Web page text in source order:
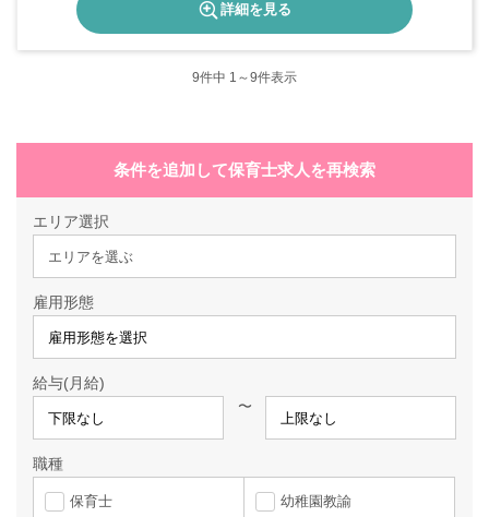
詳細を見る
9件中 1～9件表示
条件を追加して保育士求人を再検索
エリア選択
エリアを選ぶ
雇用形態
給与(月給)
〜
職種
保育士 幼稚園教諭